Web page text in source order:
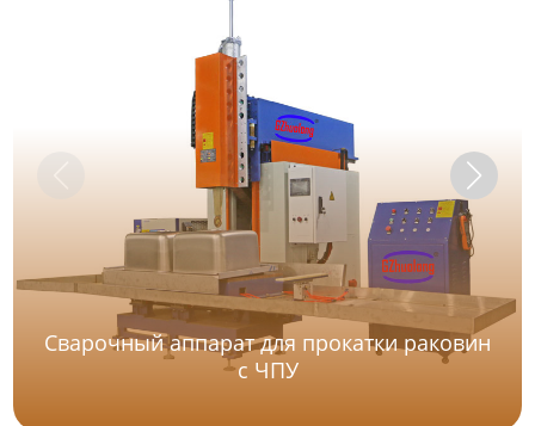
Сварочный аппарат для прокатки раковин
с ЧПУ